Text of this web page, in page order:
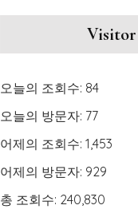
Visitor
오늘의 조회수: 84
오늘의 방문자: 77
어제의 조회수: 1,453
어제의 방문자: 929
총 조회수: 240,830